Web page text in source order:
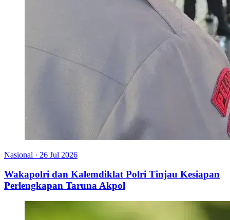
Nasional · 26 Jul 2026
Wakapolri dan Kalemdiklat Polri Tinjau Kesiapan
Perlengkapan Taruna Akpol